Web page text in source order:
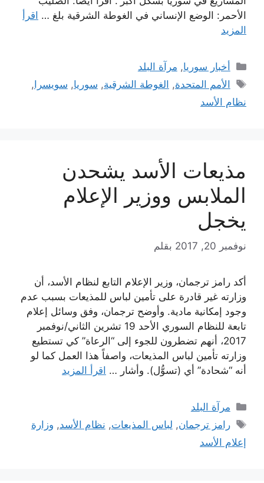
الأحمر: الوضع الإنساني في الغوطة الشرقية بلغ … اقرأ
المزيد
التصنيفات
أخبار سوريا, مرآة البلد
الوسوم
الأمم المتحدة, الغوطة الشرقية, سوريا, سويسرا,
نظام الأسد
مذيعات الأسد يشحدن
الملابس ووزير الإعلام
يخجل
نوفمبر 20, 2017 بقلم
أكد رامز ترجمان، وزير الإعلام التابع لنظام الأسد، أن
وزارته غير قادرة على تأمين لباس للمذيعات بسبب عدم
وجود إمكانية مادية. وأوضح ترجمان، وفق وسائل إعلام
تابعة للنظام السوري الأحد 19 تشرين الثاني/نوفمبر
2017، أنهم تضطرون للجوء إلى “الرعاة” كي تستطيع
وزارته تأمين لباس المذيعات، واصفاً هذا العمل كما لو
أنه “شحادة” أي (تسوُّل). وأشار … اقرأ المزيد
التصنيفات
مرآة البلد
الوسوم
رامز ترجمان, لباس المذيعات, نظام الأسد, وزارة
إعلام الأسد